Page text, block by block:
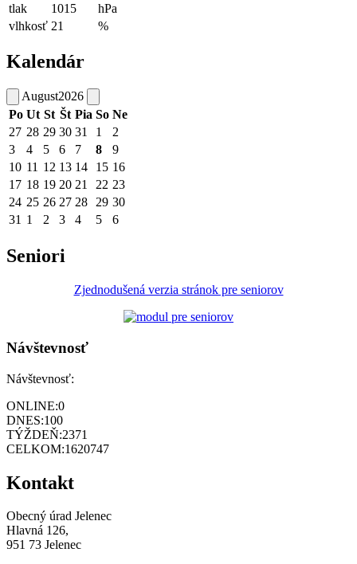
tlak
1015
hPa
vlhkosť 21 %
Kalendár
August2026
Po Ut St Št Pia So Ne
27 28 29 30 31 1
2
3
4 5 6 7 8
9
10 11 12 13 14 15 16
17 18 19 20 21 22 23
24 25 26 27 28 29 30
31 1 2 3 4 5 6
Seniori
Zjednodušená verzia stránok pre seniorov
Návštevnosť
Návštevnosť:
ONLINE:0
DNES:100
TÝŽDEŇ:2371
CELKOM:1620747
Kontakt
Obecný úrad Jelenec
Hlavná 126,
951 73 Jelenec